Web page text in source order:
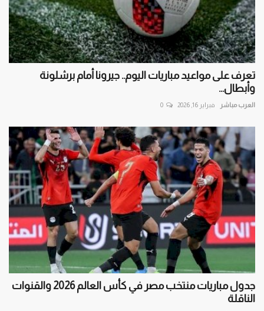
تعرف على مواعيد مباريات اليوم.. جيرونا أمام برشلونة
وأبطال...
العرب مباشر فبراير 16, 2026 0
جدول مباريات منتخب مصر في كأس العالم 2026 والقنوات
الناقلة